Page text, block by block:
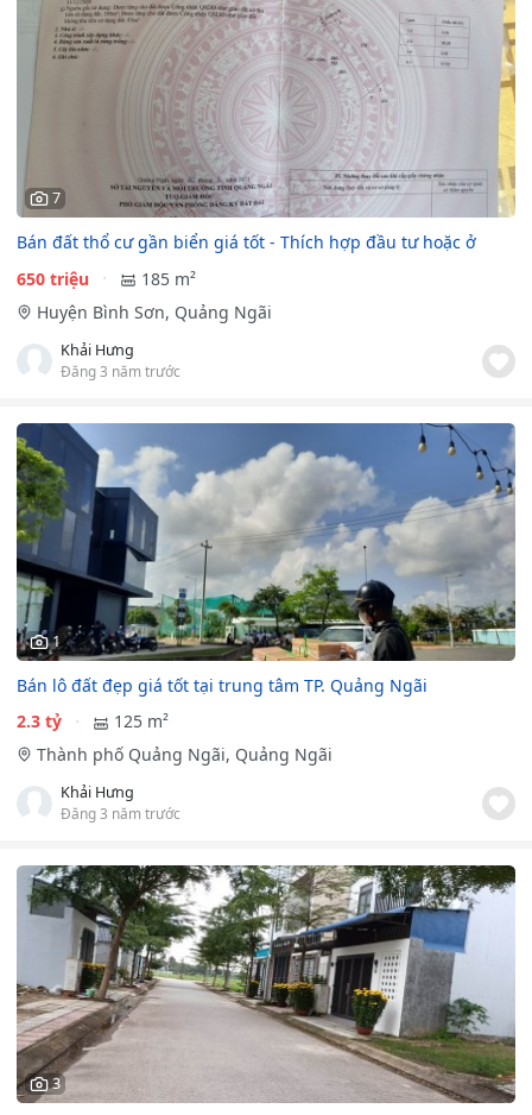
7
Bán đất thổ cư gần biển giá tốt - Thích hợp đầu tư hoặc ở
650 triệu
185 m²
Huyện Bình Sơn, Quảng Ngãi
Khải Hưng
Đăng 3 năm trước
1
Bán lô đất đẹp giá tốt tại trung tâm TP. Quảng Ngãi
2.3 tỷ
125 m²
Thành phố Quảng Ngãi, Quảng Ngãi
Khải Hưng
Đăng 3 năm trước
3